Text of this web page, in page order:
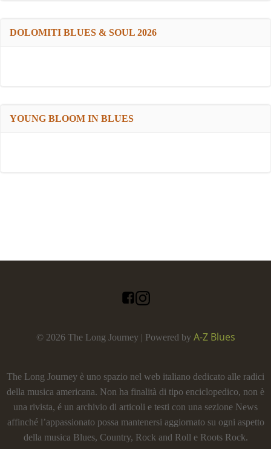
DOLOMITI BLUES & SOUL 2026
YOUNG BLOOM IN BLUES
© 2026 The Long Journey | Powered by A-Z Blues
The Long Journey è uno spazio nel web italiano dedicato alle radici
della musica americana. Non ha finalità di tipo enciclopedico, non è
una rivista, é un archivio di articoli e testi con una sezione News
affinché l’appassionato possa mantenersi aggiornato su ogni aspetto
della musica Blues, Country, Rock and Roll e Roots Rock.